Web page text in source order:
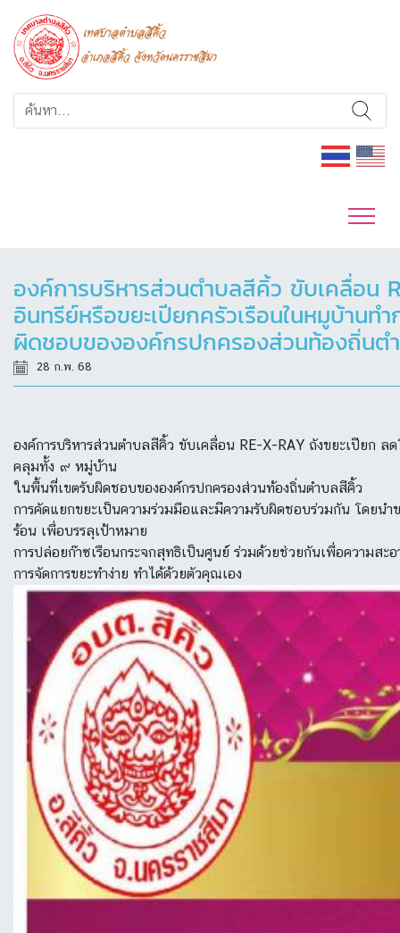
องค์การบริหารส่วนตำบลสีคิ้ว ขับเคลื่อน
อินทรีย์หรือขยะเปียกครัวเรือนในหมูบ้าน
ผิดชอบขององค์กรปกครองส่วนท้องถิ่นต
28 ก.พ. 68
องค์การบริหารส่วนตำบลสีคิ้ว ขับเคลื่อน RE-X-RAY ถังขยะเปียก ล
คลุมทั้ง ๙ หมู่บ้าน
ในพื้นที่เขตรับผิดชอบขององค์กรปกครองส่วนท้องถิ่นตำบลสีคิ้ว
การคัดแยกขยะเป็นความร่วมมือและมีความรับผิดชอบร่วมกัน โดยน
ร้อน เพื่อบรรลุเป้าหมาย
การปล่อยก๊าซเรือนกระจกสุทธิเป็นศูนย์ ร่วมด้วยช่วยกันเพื่อความสะอ
การจัดการขยะทำง่าย ทำได้ด้วยตัวคุณเอง